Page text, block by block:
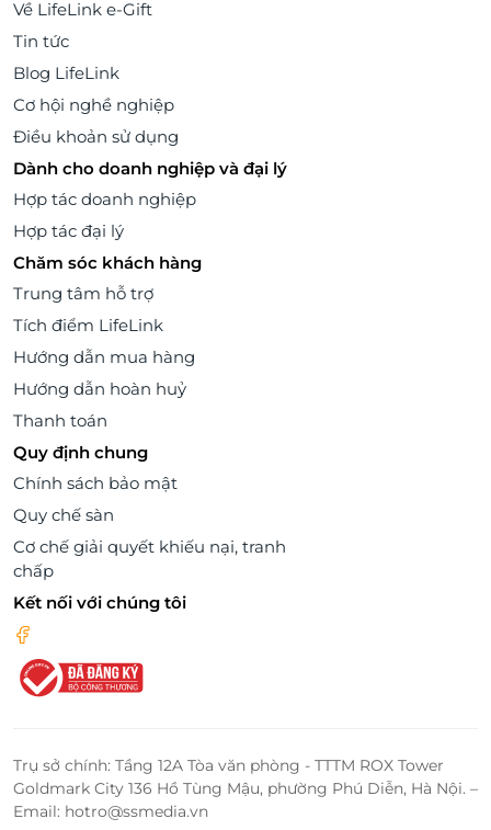
Về LifeLink e-Gift
Tin tức
Blog LifeLink
Cơ hội nghề nghiệp
Điều khoản sử dụng
Dành cho doanh nghiệp và đại lý
Hợp tác doanh nghiệp
Hợp tác đại lý
Chăm sóc khách hàng
Trung tâm hỗ trợ
Tích điểm LifeLink
Hướng dẫn mua hàng
Hướng dẫn hoàn huỷ
Thanh toán
Quy định chung
Chính sách bảo mật
Quy chế sàn
Cơ chế giải quyết khiếu nại, tranh
chấp
Kết nối với chúng tôi
Trụ sở chính: Tầng 12A Tòa văn phòng - TTTM ROX Tower
Goldmark City 136 Hồ Tùng Mậu, phường Phú Diễn, Hà Nội. –
Email: hotro@ssmedia.vn